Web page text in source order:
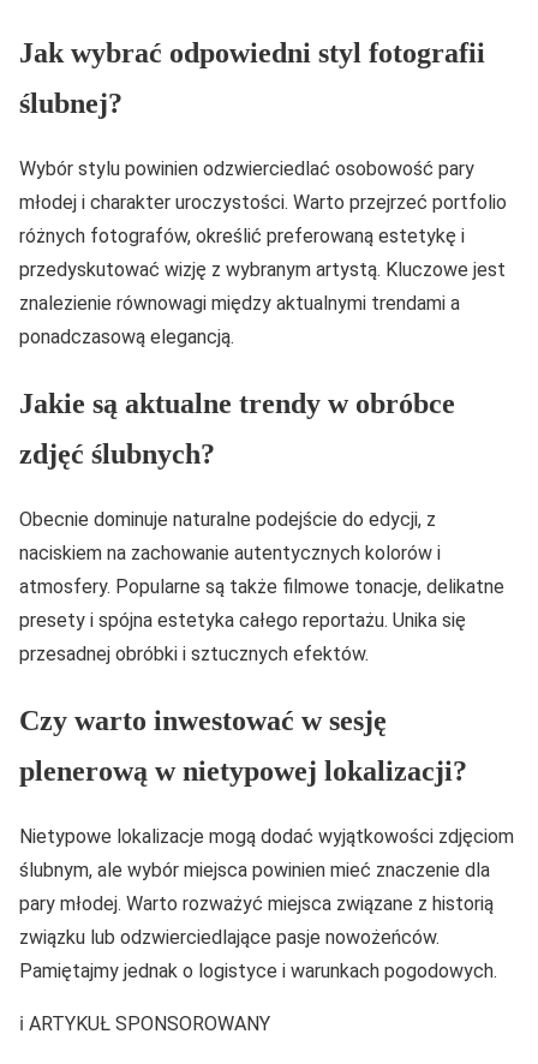
Jak wybrać odpowiedni styl fotografii
ślubnej?
Wybór stylu powinien odzwierciedlać osobowość pary
młodej i charakter uroczystości. Warto przejrzeć portfolio
różnych fotografów, określić preferowaną estetykę i
przedyskutować wizję z wybranym artystą. Kluczowe jest
znalezienie równowagi między aktualnymi trendami a
ponadczasową elegancją.
Jakie są aktualne trendy w obróbce
zdjęć ślubnych?
Obecnie dominuje naturalne podejście do edycji, z
naciskiem na zachowanie autentycznych kolorów i
atmosfery. Popularne są także filmowe tonacje, delikatne
presety i spójna estetyka całego reportażu. Unika się
przesadnej obróbki i sztucznych efektów.
Czy warto inwestować w sesję
plenerową w nietypowej lokalizacji?
Nietypowe lokalizacje mogą dodać wyjątkowości zdjęciom
ślubnym, ale wybór miejsca powinien mieć znaczenie dla
pary młodej. Warto rozważyć miejsca związane z historią
związku lub odzwierciedlające pasje nowożeńców.
Pamiętajmy jednak o logistyce i warunkach pogodowych.
ℹ️ ARTYKUŁ SPONSOROWANY